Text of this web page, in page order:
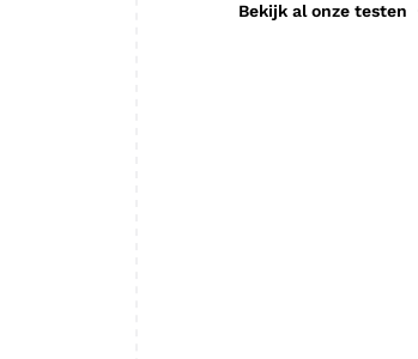
Bekijk al onze testen